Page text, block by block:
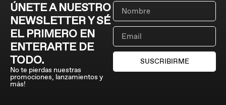
ÚNETE A NUESTRO
NEWSLETTER Y SÉ
EL PRIMERO EN
ENTERARTE DE
TODO.
No te pierdas nuestras
promociones, lanzamientos y
más!
SUSCRIBIRME